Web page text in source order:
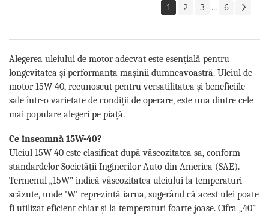
1 2 3 ... 6
Alegerea uleiului de motor adecvat este esențială pentru
longevitatea și performanța mașinii dumneavoastră. Uleiul de
motor 15W-40, recunoscut pentru versatilitatea și beneficiile
sale într-o varietate de condiții de operare, este una dintre cele
mai populare alegeri pe piață.
Ce înseamnă 15W-40?
Uleiul 15W-40 este clasificat după vâscozitatea sa, conform
standardelor Societății Inginerilor Auto din America (SAE).
Termenul „15W” indică vâscozitatea uleiului la temperaturi
scăzute, unde 'W' reprezintă iarna, sugerând că acest ulei poate
fi utilizat eficient chiar și la temperaturi foarte joase. Cifra „40”